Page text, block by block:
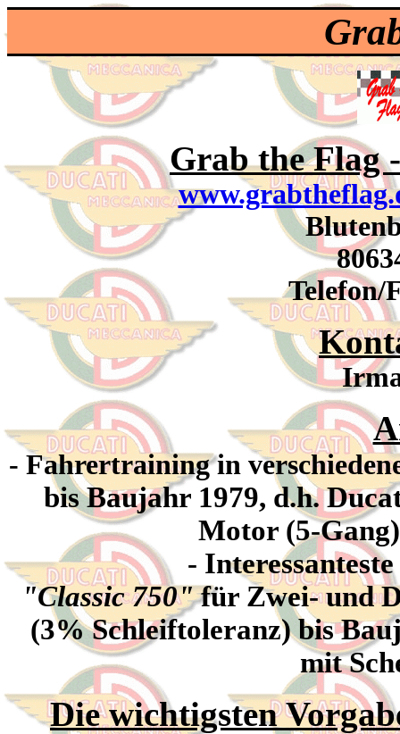
Grab the Flag
Telefon/
- Fahrertraining in
bis Baujahr 1979, d.h.
Motor (5-
-
"Classic 750"für Zwei- und
(3% Schleiftoleranz) bis
mit
Die wichtigsten